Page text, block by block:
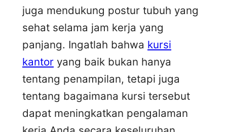
juga mendukung postur tubuh yang
sehat selama jam kerja yang
panjang. Ingatlah bahwa kursi
kantor yang baik bukan hanya
tentang penampilan, tetapi juga
tentang bagaimana kursi tersebut
dapat meningkatkan pengalaman